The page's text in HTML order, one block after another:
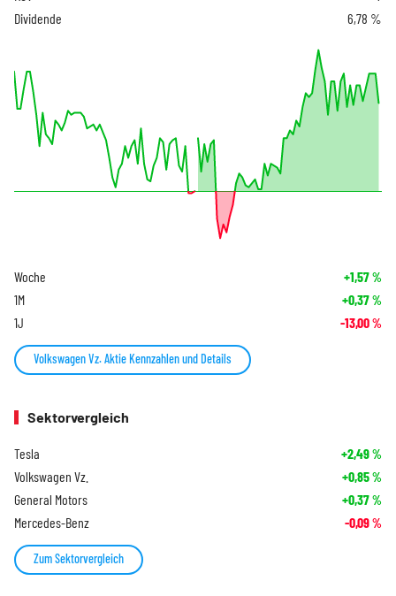
Dividende
6,78 %
Woche +1,57%
1M +0,37%
1J -13,00%
Volkswagen Vz. Aktie Kennzahlen und Details
Sektorvergleich
Tesla +2,49%
Volkswagen Vz. +0,85%
General Motors +0,37%
Mercedes-Benz -0,09%
Zum Sektorvergleich